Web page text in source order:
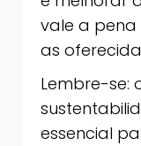
vale a pena
as
Lembre-se:
essencial